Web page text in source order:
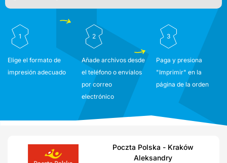
1
Elige el formato de
impresión adecuado
2
Añade archivos desde
el teléfono o envíalos
por correo
electrónico
3
Paga y presiona
"Imprimir" en la
página de la orden
Poczta Polska - Kraków
Aleksandry